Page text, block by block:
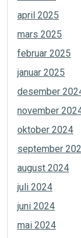
april 2025
mars 2025
februar 2025
januar 2025
desember
november
oktober 2024
september
august 2024
juli 2024
juni 2024
mai 2024